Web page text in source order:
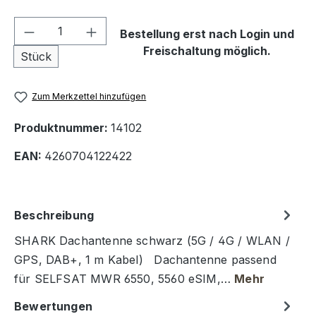
Produkt Anzahl: Gib den
Stück
Bestellung erst nach Login und
Freischaltung möglich.
Zum Merkzettel hinzufügen
Produktnummer: 14102
EAN: 4260704122422
Beschreibung
SHARK Dachantenne schwarz (5G / 4G / WLAN /
GPS, DAB+, 1 m Kabel) Dachantenne passend
für SELFSAT MWR 6550, 5560 eSIM,… Mehr
Bewertungen